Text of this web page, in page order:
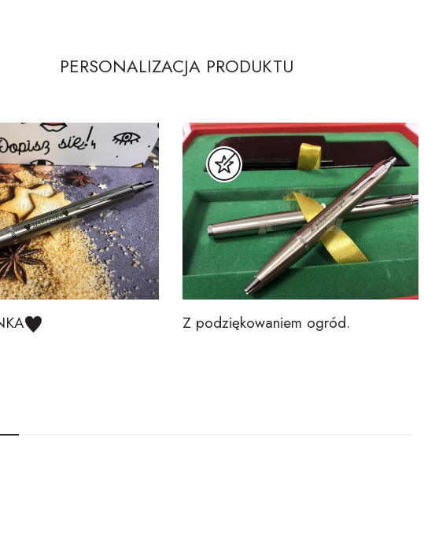
PERSONALIZACJA PRODUKTU
Z podziękowaniem ogród.